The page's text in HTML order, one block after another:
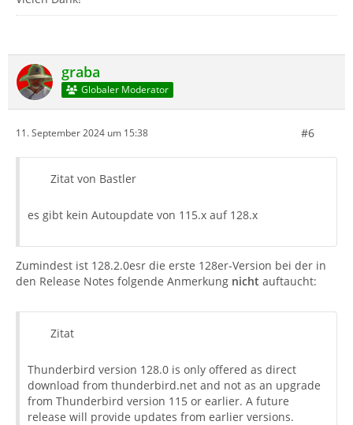
graba
Globaler Moderator
11. September 2024 um 15:38 #6
Zitat von Bastler
es gibt kein Autoupdate von 115.x auf 128.x
Zumindest ist 128.2.0esr die erste 128er-Version bei der in
den Release Notes folgende Anmerkung nicht auftaucht:
Zitat
Thunderbird version 128.0 is only offered as direct
download from thunderbird.net and not as an upgrade
from Thunderbird version 115 or earlier. A future
release will provide updates from earlier versions.